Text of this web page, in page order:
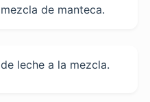
de manteca.
leche a la mezcla.